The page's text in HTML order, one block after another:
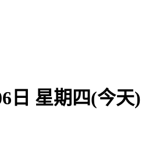
日 星期四(今天)